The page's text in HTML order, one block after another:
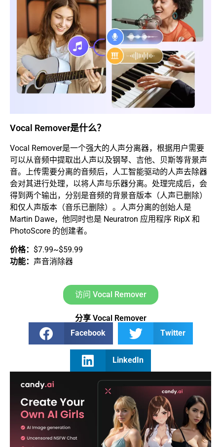
Vocal Remover是什么？
Vocal Remover是一个强大的人声分离器，根据用户需要
可以从音频中提取出人声以及钢琴、吉他、贝斯等背景声
音。上传需要分离的音频后，人工智能驱动的人声去除器
会对其进行处理，以将人声与乐器分离。处理完成后，会
得到两个输出，分别是音频的背景音版本（人声已删除）
和仅人声版本（音乐已删除）。人声分离的创始人是
Martin Dawe，他同时也是 Neuratron 应用程序 RipX 和
PhotoScore 的创建者。
价格： $7.99~$59.99
功能： 声音消除器
访问 Vocal Remover
分享 Vocal Remover
Facebook
Twitter
LinkedIn